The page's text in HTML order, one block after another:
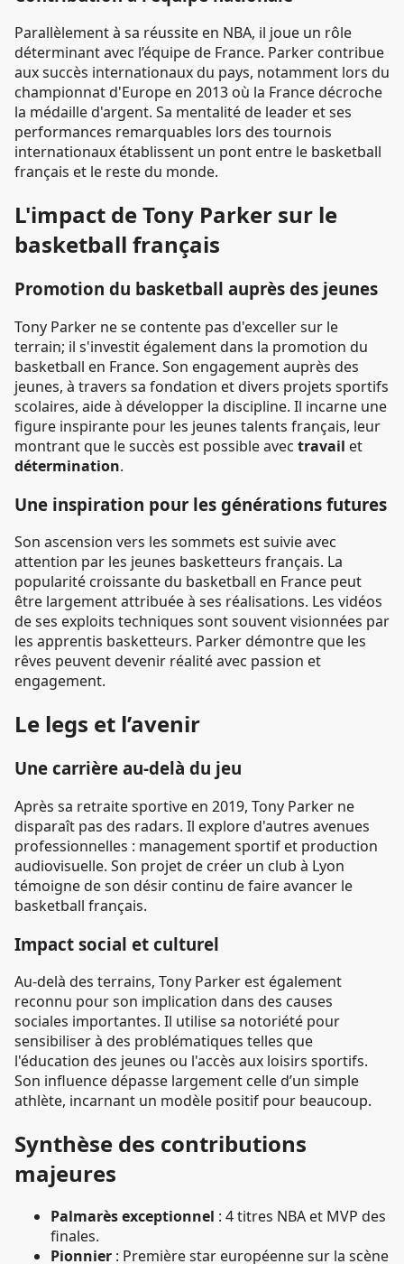
Parallèlement à sa réussite en NBA, il joue un rôle
déterminant avec l’équipe de France. Parker contribue
aux succès internationaux du pays, notamment lors du
championnat d'Europe en 2013 où la France décroche
la médaille d'argent. Sa mentalité de leader et ses
performances remarquables lors des tournois
internationaux établissent un pont entre le basketball
français et le reste du monde.
L'impact de Tony Parker sur le
basketball français
Promotion du basketball auprès des jeunes
Tony Parker ne se contente pas d'exceller sur le
terrain; il s'investit également dans la promotion du
basketball en France. Son engagement auprès des
jeunes, à travers sa fondation et divers projets sportifs
scolaires, aide à développer la discipline. Il incarne une
figure inspirante pour les jeunes talents français, leur
montrant que le succès est possible avec travail et
détermination.
Une inspiration pour les générations futures
Son ascension vers les sommets est suivie avec
attention par les jeunes basketteurs français. La
popularité croissante du basketball en France peut
être largement attribuée à ses réalisations. Les vidéos
de ses exploits techniques sont souvent visionnées par
les apprentis basketteurs. Parker démontre que les
rêves peuvent devenir réalité avec passion et
engagement.
Le legs et l’avenir
Une carrière au-delà du jeu
Après sa retraite sportive en 2019, Tony Parker ne
disparaît pas des radars. Il explore d'autres avenues
professionnelles : management sportif et production
audiovisuelle. Son projet de créer un club à Lyon
témoigne de son désir continu de faire avancer le
basketball français.
Impact social et culturel
Au-delà des terrains, Tony Parker est également
reconnu pour son implication dans des causes
sociales importantes. Il utilise sa notoriété pour
sensibiliser à des problématiques telles que
l'éducation des jeunes ou l'accès aux loisirs sportifs.
Son influence dépasse largement celle d’un simple
athlète, incarnant un modèle positif pour beaucoup.
Synthèse des contributions
majeures
Palmarès exceptionnel : 4 titres NBA et MVP des
finales.
Pionnier : Première star européenne sur la scène